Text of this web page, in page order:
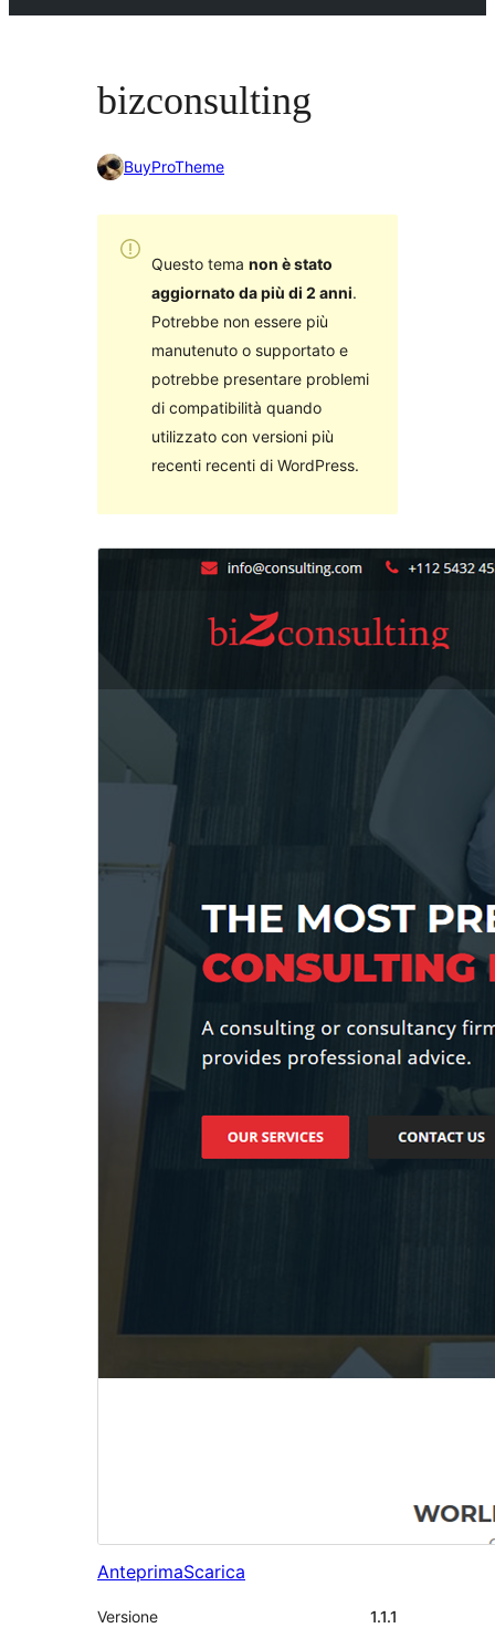
bizconsulting
BuyProTheme
Questo tema non è stato
aggiornato da più di 2 anni.
Potrebbe non essere più
manutenuto o supportato e
potrebbe presentare problemi
di compatibilità quando
utilizzato con versioni più
recenti recenti di WordPress.
AnteprimaScarica
Versione
1.1.1